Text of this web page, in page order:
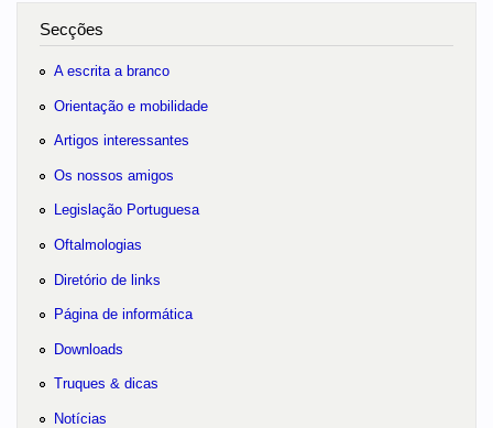
Secções
A escrita a branco
Orientação e mobilidade
Artigos interessantes
Os nossos amigos
Legislação Portuguesa
Oftalmologias
Diretório de links
Página de informática
Downloads
Truques & dicas
Notícias